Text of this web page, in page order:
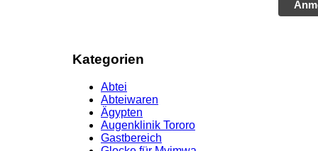
Kategorien
Abtei
Abteiwaren
Ägypten
Augenklinik Tororo
Gastbereich